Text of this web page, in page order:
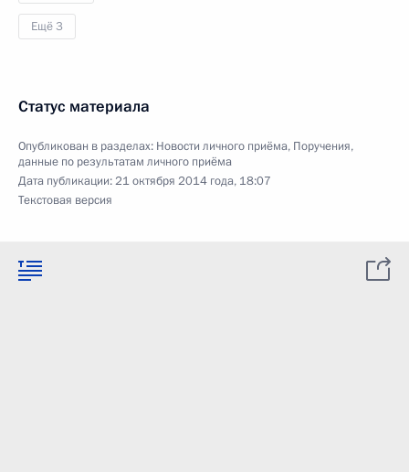
Ещё 3
Статус материала
Опубликован в разделах: Новости личного приёма, Поручения,
данные по результатам личного приёма
Дата публикации:21 октября 2014 года, 18:07
Текстовая версия